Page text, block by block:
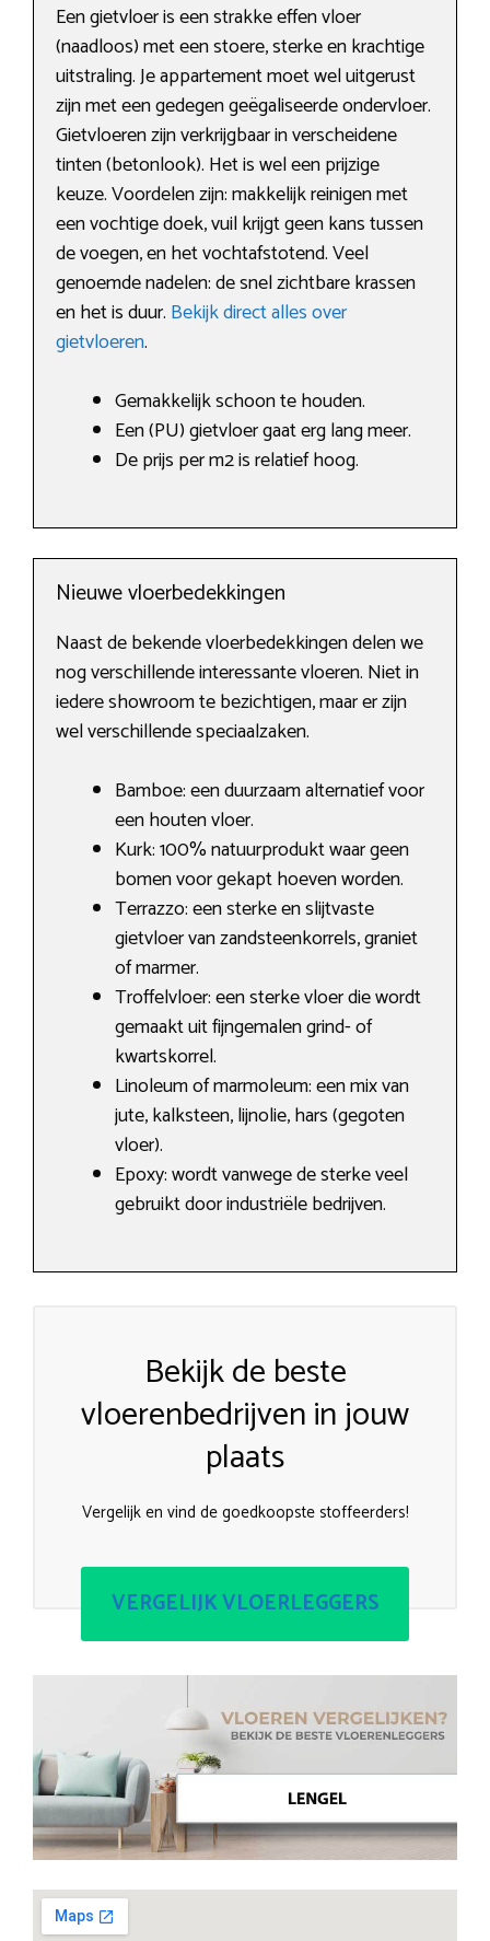
Een gietvloer is een strakke effen vloer
(naadloos) met een stoere, sterke en krachtige
uitstraling. Je appartement moet wel uitgerust
zijn met een gedegen geëgaliseerde ondervloer.
Gietvloeren zijn verkrijgbaar in verscheidene
tinten (betonlook). Het is wel een prijzige
keuze. Voordelen zijn: makkelijk reinigen met
een vochtige doek, vuil krijgt geen kans tussen
de voegen, en het vochtafstotend. Veel
genoemde nadelen: de snel zichtbare krassen
en het is duur. Bekijk direct alles over
gietvloeren.
Gemakkelijk schoon te houden.
Een (PU) gietvloer gaat erg lang meer.
De prijs per m2 is relatief hoog.
Nieuwe vloerbedekkingen
Naast de bekende vloerbedekkingen delen we
nog verschillende interessante vloeren. Niet in
iedere showroom te bezichtigen, maar er zijn
wel verschillende speciaalzaken.
Bamboe: een duurzaam alternatief voor
een houten vloer.
Kurk: 100% natuurprodukt waar geen
bomen voor gekapt hoeven worden.
Terrazzo: een sterke en slijtvaste
gietvloer van zandsteenkorrels, graniet
of marmer.
Troffelvloer: een sterke vloer die wordt
gemaakt uit fijngemalen grind- of
kwartskorrel.
Linoleum of marmoleum: een mix van
jute, kalksteen, lijnolie, hars (gegoten
vloer).
Epoxy: wordt vanwege de sterke veel
gebruikt door industriële bedrijven.
Bekijk de beste
vloerenbedrijven in jouw
plaats
Vergelijk en vind de goedkoopste stoffeerders!
VERGELIJK VLOERLEGGERS